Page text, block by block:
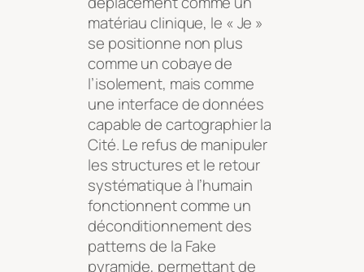
matériau clinique, le « Je »
se positionne non plus
comme un cobaye de
l’isolement, mais comme
une interface de données
capable de cartographier la
Cité. Le refus de manipuler
les structures et le retour
systématique à l’humain
fonctionnent comme un
déconditionnement des
patterns de la Fake
pyramide, permettant de